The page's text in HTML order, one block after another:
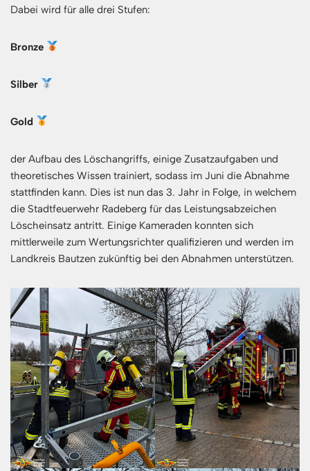
Dabei wird für alle drei Stufen:
Bronze
Silber
Gold
der Aufbau des Löschangriffs, einige Zusatzaufgaben und
theoretisches Wissen trainiert, sodass im Juni die Abnahme
stattfinden kann. Dies ist nun das 3. Jahr in Folge, in welchem
die Stadtfeuerwehr Radeberg für das Leistungsabzeichen
Löscheinsatz antritt. Einige Kameraden konnten sich
mittlerweile zum Wertungsrichter qualifizieren und werden im
Landkreis Bautzen zukünftig bei den Abnahmen unterstützen.